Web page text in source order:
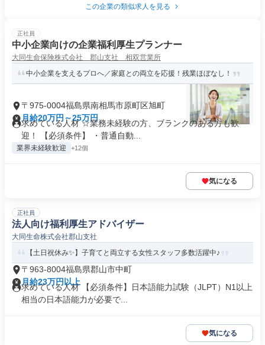
この企業の類似求人を見る
正社員
中小企業向けの企業福利厚生プランナー
大同生命保険株式会社 郡山支社 相双営業所
中小企業を支えるプロへ／家庭との両立を応援！残業ほぼなし！
〒975-0004福島県南相馬市原町区旭町
月給20万円～25万円
求めている人材 ☆業務未経験の方、ブランクのある方も歓
迎！ 【必須条件】 ・普通自動...
業界未経験歓迎 +12個
気になる
正社員
法人向け福利厚生アドバイザー
大同生命株式会社郡山支社
【土日祝休み✨】子育てと両立する女性スタッフ多数活躍中♪
〒963-8004福島県郡山市中町
月給23万円以上
求めている人材 【必須条件】日本語能力試験（JLPT）N1以上
相当の日本語能力が必要で...
気になる